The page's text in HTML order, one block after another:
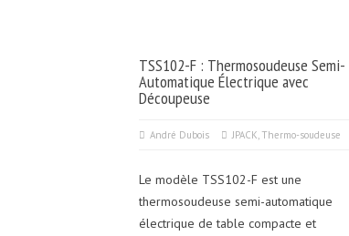
TSS102-F : Thermosoudeuse Semi-
Automatique Électrique avec
Découpeuse
André Dubois JPACK, Thermo-soudeuse
Le modèle TSS102-F est une
thermosoudeuse semi-automatique
électrique de table compacte et